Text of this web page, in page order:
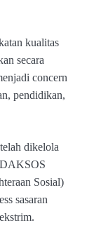
kualitas
secara
concern
pendidikan,
dikelola
Sosial)
sasaran